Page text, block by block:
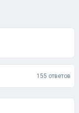
155 ответов